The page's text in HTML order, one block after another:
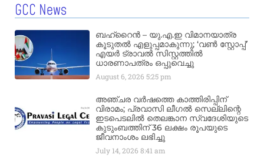
GCC News
ബഹ്‌റൈൻ – യു.എ.ഇ വിമാനയാത്ര
കൂടുതൽ എളുപ്പമാകുന്നു; ‘വൺ സ്റ്റോപ്പ്’
എയർ ട്രാവൽ സിസ്റ്റത്തിൽ
ധാരണാപത്രം ഒപ്പുവെച്ചു
August 6, 20265:25 pm
അഞ്ചര വർഷത്തെ കാത്തിരിപ്പിന്
വിരാമം; പ്രവാസി ലീഗൽ സെല്ലിന്റെ
ഇടപെടലിൽ തെലങ്കാന സ്വദേശിയുടെ
കുടുംബത്തിന് 36 ലക്ഷം രൂപയുടെ
ജീവനാംശം ലഭിച്ചു
July 14, 20268:41 am